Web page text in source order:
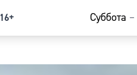
16+ Суббота –